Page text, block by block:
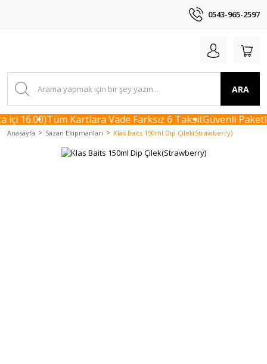
0543-965-2597
ARA
içi 16.00)Tüm Kartlara Vade Farksız 6 TaksitGüvenli
Anasayfa Sazan Ekipmanları Klas Baits 150ml Dip Çilek(Strawberry)